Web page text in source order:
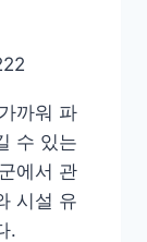
까워 파
수 있는
에서 관
시설 유
.